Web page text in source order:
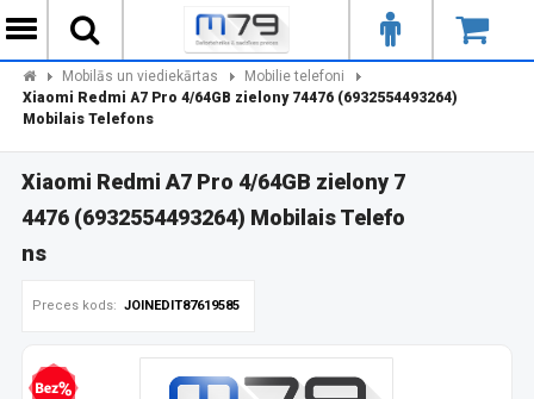
Mobilās un viediekārtas
Mobilie telefoni
Xiaomi Redmi A7 Pro 4/64GB zielony 74476 (6932554493264)
Mobilais Telefons
Xiaomi Redmi A7 Pro 4/64GB zielony 7
4476 (6932554493264) Mobilais Telefo
ns
Preces kods: JOINEDIT87619585
kredīts